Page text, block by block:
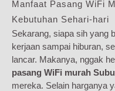
Manfaat Pasang WiFi
Kebutuhan Sehari-hari
Sekarang, siapa sih yang
kerjaan sampai hiburan,
lancar. Makanya, nggak
pasang WiFi murah
mereka. Selain harganya